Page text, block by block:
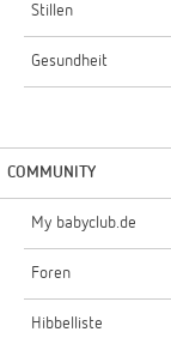
Stillen
Gesundheit
COMMUNITY
My babyclub.de
Foren
Hibbelliste